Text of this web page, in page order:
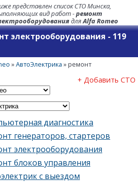
представлен список СТО Минска,
вид работ -ремонт
дляAlfa Romeo
электрооборудования - 119
»АвтоЭлектрика »ремонт
+ Добавить СТО
диагностика
генераторов, стартеров
электрооборудования
блоков управления
с выездом